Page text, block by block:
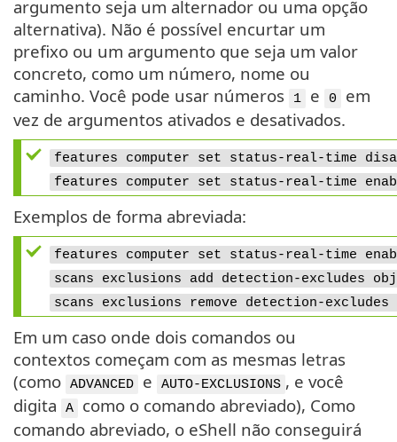
argumento seja um alternador ou uma opção
alternativa). Não é possível encurtar um
prefixo ou um argumento que seja um valor
concreto, como um número, nome ou
caminho. Você pode usar números
1 e 0
em
vez de argumentos ativados e desativados.
features computer set status-real-
features computer set status-real-time
Exemplos de forma abreviada:
features computer set status-real-time
scans exclusions add detection-
scans exclusions remove detection-
Em um caso onde dois comandos ou
contextos começam com as mesmas letras
(como
ADVANCED e AUTO-EXCLUSIONS , e você
digita
A
como o comando abreviado), Como
comando abreviado, o eShell não conseguirá